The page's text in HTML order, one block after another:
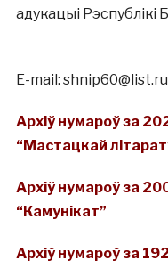
адукацыі Рэспублікі
E-mail: shnip60@list.ru
Архіў нумароў за
“Мастацкай
Архіў нумароў за
“Камунікат”
Архіў нумароў за